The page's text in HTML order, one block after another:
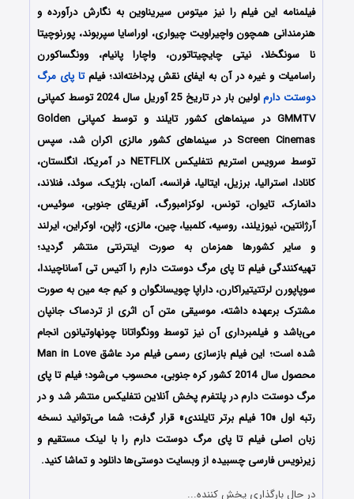
فیلمنامه این فیلم را نیز میتوس سیریناوینبه نگارش درآورده و
هنرمندانی همچونواچیراویت چیواری، اوراسایا سپربوند، پورنوچیتا
نا سونگخلا، نیتی چایچیتاتورن، واچارا پانیام، وونگساکورن
راسامیاتو غیره در آن به ایفای نقش پرداخته‌اند؛فیلمتا پای مرگ
دوستت دارم
اولین بار در تاریخ 25 آوریل سال 2024 توسط کمپانی
GMMTV در سینماهای کشور تایلند و توسط کمپانی Golden
Screen Cinemas در سینماهای کشور مالزی اکران شد، سپس
توسط سرویس استریم نتفلیکس NETFLIX در آمریکا، انگلستان،
کانادا، استرالیا، برزیل، ایتالیا، فرانسه، آلمان، بلژیک، سوئد، فنلاند،
دانمارک، تایوان، تونس، لوکزامبورگ، آفریقای جنوبی، سوئیس،
آرژانتین، نیوزیلند، روسیه، کلمبیا، چین، مالزی، ژاپن، اوکراین، ایرلند
و سایر کشورها همزمان به صورت اینترنتی منتشر گردید؛
تهیه‌کنندگی فیلم تا پای مرگ دوستت دارم را آتیس تی آساناچیندا،
سوپاپورن لرتتیتیراکارن، داراپا چویسانگوان و کیم جه مین به صورت
مشترک برعهده داشته، موسیقی متن آن اثری از تردساک جانپان
می‌باشد و فیلمبرداری آن نیز توسط وونگواتانا چونهاوتیانون انجام
شده است؛
این فیلم بازسازی رسمی فیلم مرد عاشق Man in Love
محصول سال 2014 کشور کره جنوبی، محسوب می‌شود؛ فیلم تا پای
مرگ دوستت دارم در پلتفرم پخش آنلاین نتفلیکس منتشر شد و در
رتبه اول «10 فیلم برتر تایلندی» قرار گرفت؛
شما می‌توانید نسخه
زبان اصلی فیلم تا پای مرگ دوستت دارم را با ‌لینک مستقیم و
زیرنویس فارسی چسبیده از وبسایت دوستی‌ها دانلود و تماشا کنید.
در حال بارگذاری پخش کننده...